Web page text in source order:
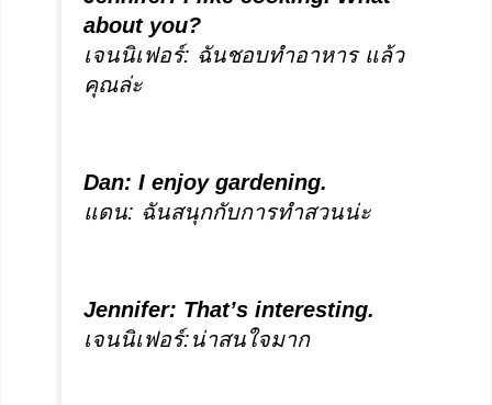
about you?
เจนนิเฟอร์: ฉันชอบทำอาหาร แล้ว
คุณล่ะ
Dan: I enjoy gardening.
แดน: ฉันสนุกกับการทำสวนน่ะ
Jennifer: That’s interesting.
เจนนิเฟอร์:น่าสนใจมาก